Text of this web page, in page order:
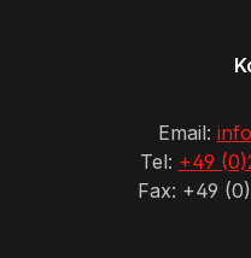
Email:
Tel: +49
Fax: +49